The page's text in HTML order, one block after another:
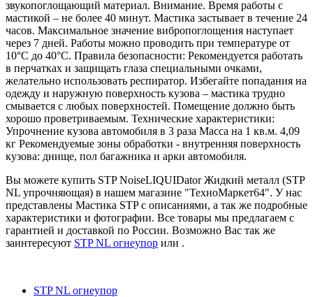
звукопоглощающий материал. Внимание. Время работы с
мастикой – не более 40 минут. Мастика застывает в течение 24
часов. Максимальное значение вибропоглощения наступает
через 7 дней. Работы можно проводить при температуре от
10°С до 40°С. Правила безопасности: Рекомендуется работать
в перчатках и защищать глаза специальными очками,
желательно использовать респиратор. Избегайте попадания на
одежду и наружную поверхность кузова – мастика трудно
смывается с любых поверхностей. Помещение должно быть
хорошо проветриваемым. Технические характеристики:
Упрочнение кузова автомобиля в 3 раза Масса на 1 кв.м. 4,09
кг Рекомендуемые зоны обработки - внутренняя поверхность
кузова: днище, пол багажника и арки автомобиля.
Вы можете купить STP NoiseLIQUIDator Жидкий металл (STP
NL упрочняющая) в нашем магазине "ТехноМаркет64". У нас
представлены Мастика STP с описаниями, а так же подробные
характеристики и фотографии. Все товары мы предлагаем с
гарантией и доставкой по России. Возможно Вас так же
заинтересуют STP NL огнеупор или .
STP NL огнеупор